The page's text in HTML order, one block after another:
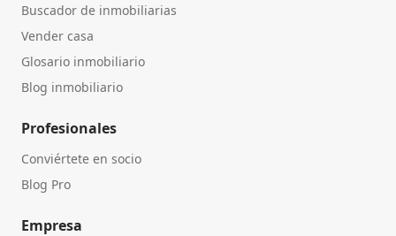
Buscador de inmobiliarias
Vender casa
Glosario inmobiliario
Blog inmobiliario
Profesionales
Conviértete en socio
Blog Pro
Empresa